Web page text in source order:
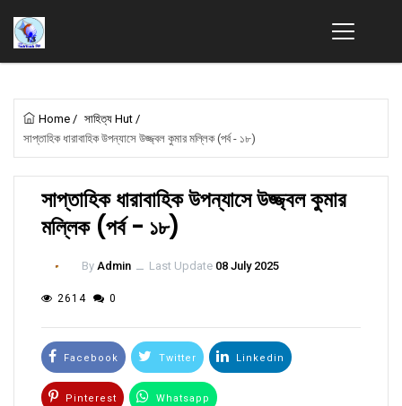
Home / সাহিত্য Hut /
সাপ্তাহিক ধারাবাহিক উপন্যাসে উজ্জ্বল কুমার মল্লিক (পর্ব - ১৮)
সাপ্তাহিক ধারাবাহিক উপন্যাসে উজ্জ্বল কুমার
মল্লিক (পর্ব - ১৮)
By Admin ــ Last Update 08 July 2025
2614 0
Facebook Twitter Linkedin
Pinterest Whatsapp